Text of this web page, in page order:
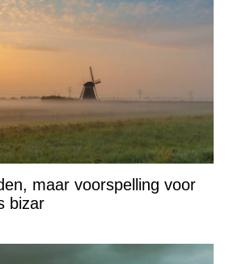
maar voorspelling voor
bizar